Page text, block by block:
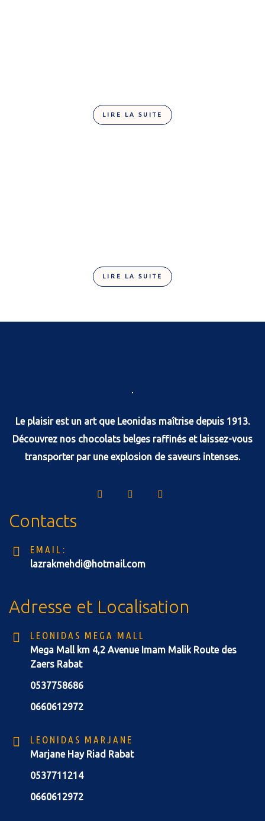
LIRE LA SUITE
LIRE LA SUITE
Le plaisir est un art que Leonidas maîtrise depuis 1913.
Découvrez nos chocolats belges raffinés et laissez-vous
transporter par une explosion de saveurs intenses.
Contacts
EMAIL:
lazrakmehdi@hotmail.com
Adresse et Localisation
LEONIDAS MEGA MALL
Mega Mall km 4,2 Avenue Imam Malik Route des
Zaers Rabat
0537758686
0660612972
LEONIDAS MARJANE
Marjane Hay Riad Rabat
0537711214
0660612972